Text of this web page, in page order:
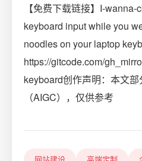
【免费下载链接】I-
keyboard input while you
noodles on your laptop
https://gitcode.com/
keyboard创作声明：本文
（AIGC），仅供参考
网站建设 高端定制